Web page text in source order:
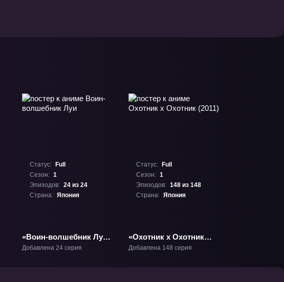
Статус:
Full
Сезон: 1
Эпизодов: 24 из 24
Страна: Япония
«Воин-волшебник Луи»
ТВ-1
Добавлена 24 серия
Статус:
Full
Сезон: 1
Эпизодов: 148 из 148
Страна: Япония
«Охотник х Охотник
(2011)» ТВ-1
Добавлена 148 серия